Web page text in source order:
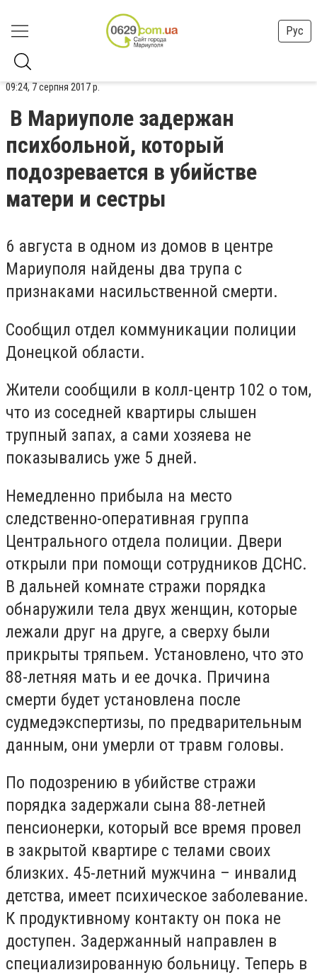
Рус
09:24, 7 серпня 2017 р.
В Мариуполе задержан
психбольной, который
подозревается в убийстве
матери и сестры
6 августа в одном из домов в центре
Мариуполя найдены два трупа с
признаками насильственной смерти.
Сообщил отдел коммуникации полиции
Донецкой области.
Жители сообщили в колл-центр 102 о том,
что из соседней квартиры слышен
трупный запах, а сами хозяева не
показывались уже 5 дней.
Немедленно прибыла на место
следственно-оперативная группа
Центрального отдела полиции. Двери
открыли при помощи сотрудников ДСНС.
В дальней комнате стражи порядка
обнаружили тела двух женщин, которые
лежали друг на друге, а сверху были
прикрыты тряпьем. Установлено, что это
88-летняя мать и ее дочка. Причина
смерти будет установлена после
судмедэкспертизы, по предварительным
данным, они умерли от травм головы.
По подозрению в убийстве стражи
порядка задержали сына 88-летней
пенсионерки, который все время провел
в закрытой квартире с телами своих
близких. 45-летний мужчина – инвалид
детства, имеет психическое заболевание.
К продуктивному контакту он пока не
доступен. Задержанный направлен в
специализированную больницу. Теперь в